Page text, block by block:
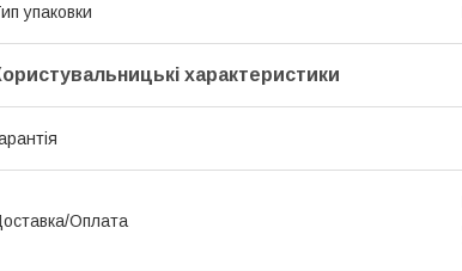
упаковки
характеристики
Оплата